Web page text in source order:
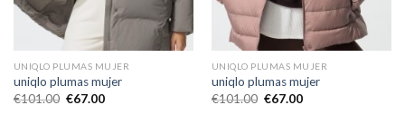
UNIQLO PLUMAS MUJER
uniqlo plumas mujer
€101.00 €67.00
UNIQLO PLUMAS MUJER
uniqlo plumas mujer
€101.00 €67.00